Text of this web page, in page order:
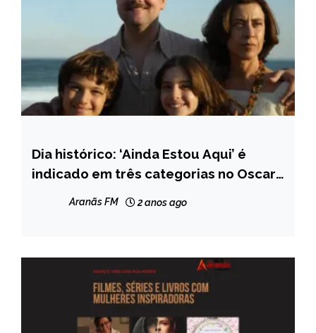
ENTRETENIMENTO
Dia histórico: ‘Ainda Estou Aqui’ é
indicado em três categorias no Oscar
Aranãs FM 2 anos ago